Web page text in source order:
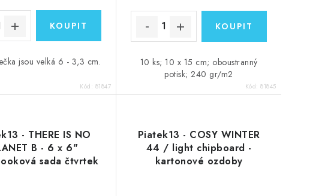
jsou velká 6 - 3,3 cm.
Kód: 81847
10 ks; 10 x 15 cm; oboustranný
potisk; 240 gr/m2
Kód:81845
- THERE IS NO
B - 6 x 6"
sada čtvrtek
Piatek13 - COSY WINTER
44 / light chipboard -
kartonové ozdoby